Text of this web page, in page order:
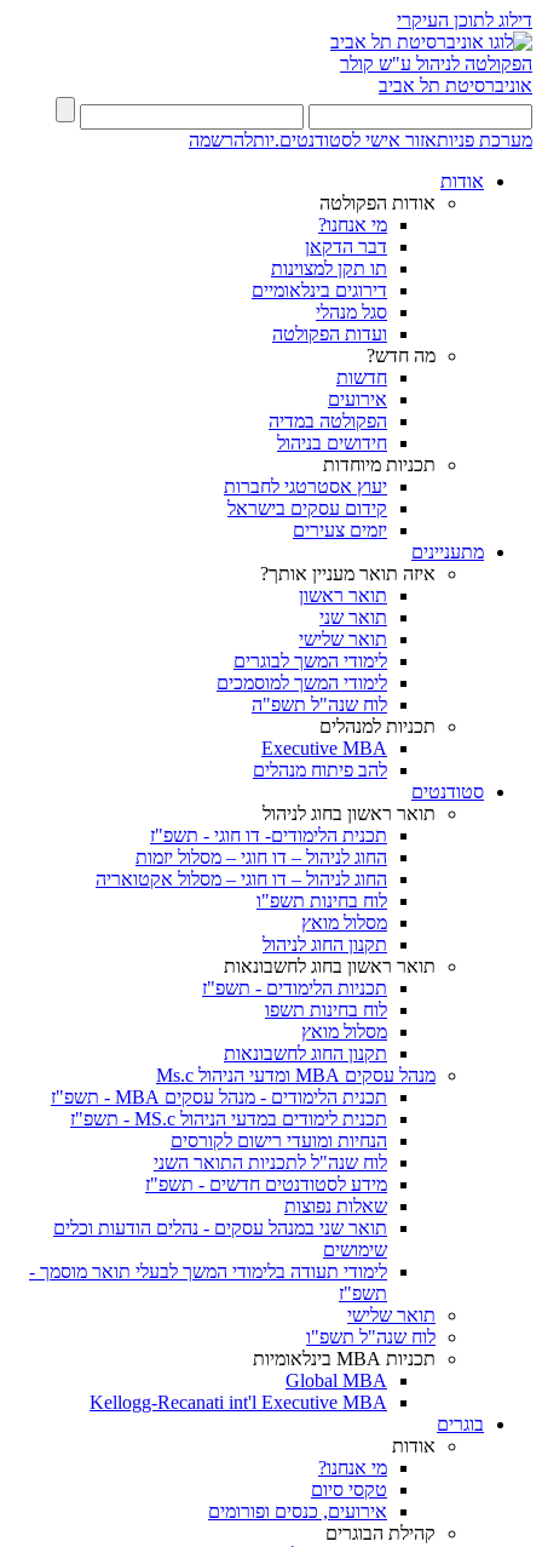
דילוג לתוכן העיקרי
הפקולטה לניהול ע"ש קולר
אוניברסיטת תל אביב
מערכת פניותאזור אישי לסטודנטים.יותלהרשמה
אודות
אודות הפקולטה
מי אנחנו?
דבר הדקאן
תו תקן למצוינות
דירוגים בינלאומיים
סגל מנהלי
ועדות הפקולטה
מה חדש?
חדשות
אירועים
הפקולטה במדיה
חידושים בניהול
תכניות מיוחדות
יעוץ אסטרטגי לחברות
קידום עסקים בישראל
יזמים צעירים
מתעניינים
איזה תואר מעניין אותך?
תואר ראשון
תואר שני
תואר שלישי
לימודי המשך לבוגרים
לימודי המשך למוסמכים
לוח שנה"ל תשפ"ה
תכניות למנהלים
Executive MBA
להב פיתוח מנהלים
סטודנטים
תואר ראשון בחוג לניהול
תכנית הלימודים- דו חוגי - תשפ"ז
החוג לניהול – דו חוגי – מסלול יזמות
החוג לניהול – דו חוגי – מסלול אקטואריה
לוח בחינות תשפ"ו
מסלול מואץ
תקנון החוג לניהול
תואר ראשון בחוג לחשבונאות
תכניות הלימודים - תשפ"ז
לוח בחינות תשפו
מסלול מואץ
תקנון החוג לחשבונאות
מנהל עסקים MBA ומדעי הניהול Ms.c
תכנית הלימודים - מנהל עסקים MBA - תשפ"ז
תכנית לימודים במדעי הניהול MS.c - תשפ"ז
הנחיות ומועדי רישום לקורסים
לוח שנה"ל לתכניות התואר השני
מידע לסטודנטים חדשים - תשפ"ז
שאלות נפוצות
תואר שני במנהל עסקים - נהלים הודעות וכלים
שימושים
לימודי תעודה בלימודי המשך לבעלי תואר מוסמך -
תשפ"ז
תואר שלישי
לוח שנה"ל תשפ"ו
תכניות MBA בינלאומיות
Global MBA
Kellogg-Recanati int'l Executive MBA
בוגרים
אודות
מי אנחנו?
טקסי סיום
אירועים, כנסים ופורומים
קהילת הבוגרים